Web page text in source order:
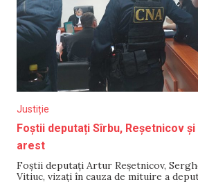
Justiție
Foștii deputați Sîrbu, Reșetnicov
arest
Foștii deputați Artur Reșetnicov,
Vitiuc, vizați în cauza de mituire a